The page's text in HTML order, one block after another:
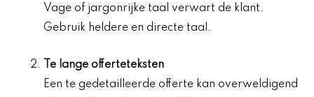
Vage of jargonrijke taal verwart de klant.
Gebruik heldere en directe taal.
Te lange offerteteksten
Een te gedetailleerde offerte kan overweldigend